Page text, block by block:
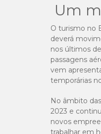
Um
O turismo no
deverá
nos últimos
passagens
vem
temporárias
No âmbito
2023 e
novos
trabalhar em